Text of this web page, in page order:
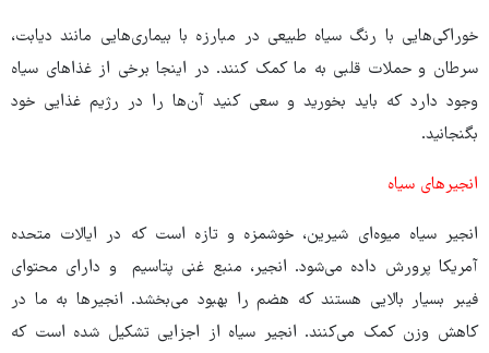
خوراکی‌هایی با رنگ سیاه طبیعی در مبارزه با بیماری‌هایی مانند دیابت،
سرطان و حملات قلبی به ما کمک کنند. در اینجا برخی از غذاهای سیاه
وجود دارد که باید بخورید و سعی کنید آن‌ها را در رژیم غذایی خود
بگنجانید.
انجیرهای سیاه
انجیر سیاه میوه‌ای شیرین، خوشمزه و تازه است که در ایالات متحده
آمریکا پرورش داده می‌شود. انجیر، منبع غنی پتاسیم و دارای محتوای
فیبر بسیار بالایی هستند که هضم را بهبود می‌بخشد. انجیرها به ما در
کاهش وزن کمک می‌کنند. انجیر سیاه از اجزایی تشکیل شده است که